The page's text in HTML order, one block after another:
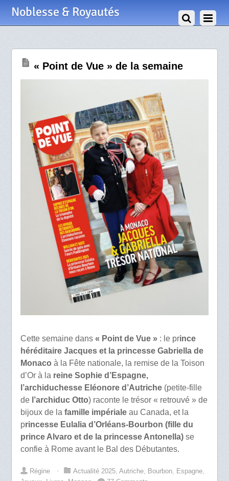
Noblesse & Royautés
« Point de Vue » de la semaine
Cette semaine dans « Point de Vue »: le prince
héréditaire Jacques et la princesse Gabriella de
Monaco à la Fête nationale, la remise de la Toison
d’Or à la reine Sophie d’Espagne,
l’archiduchesse Eléonore d’Autriche(petite-fille
de l’archiduc Otto) raconte le trésor « retrouvé » de
bijoux de lafamille impérialeau Canada, et la
princesse Eulalia d’Orléans-Bourbon (fille du
prince Alvaro et de la princesse Antonella)se
confie à Rome avant le Bal des Débutantes.
Régine ⋅ Actualité 2025, Autriche, Bourbon, Espagne,